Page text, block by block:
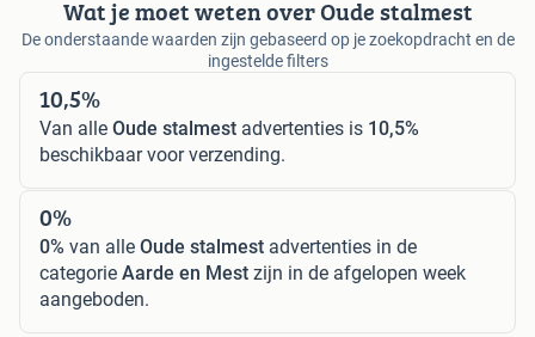
Wat je moet weten over Oude stalmest
De onderstaande waarden zijn gebaseerd op je zoekopdracht en de
ingestelde filters
10,5%
Van alle Oude stalmest advertenties is 10,5%
beschikbaar voor verzending.
0%
0% van alle Oude stalmest advertenties in de
categorie Aarde en Mest zijn in de afgelopen week
aangeboden.